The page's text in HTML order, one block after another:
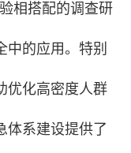
相搭配的调查研
中的应用。特别
优化高密度人群
体系建设提供了